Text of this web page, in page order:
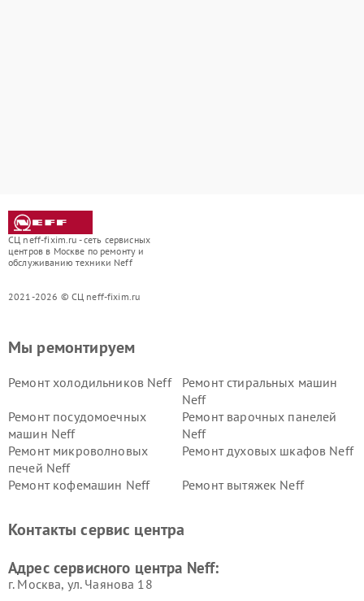
СЦ neff-fixim.ru - сеть сервисных
центров в Москве по ремонту и
обслуживанию техники Neff
2021-2026 © СЦ neff-fixim.ru
Мы ремонтируем
Ремонт холодильников Neff
Ремонт стиральных машин
Neff
Ремонт посудомоечных
машин Neff
Ремонт варочных панелей
Neff
Ремонт микроволновых
печей Neff
Ремонт духовых шкафов Neff
Ремонт кофемашин Neff Ремонт вытяжек Neff
Контакты сервис центра
Адрес сервисного центра Neff:
г. Москва, ул. Чаянова 18